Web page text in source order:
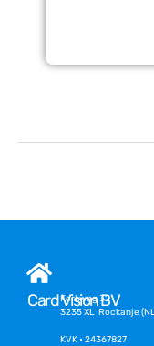
Card Vision BV
Kerkweg 32
3235 XL Rockanje
KVK • 24367827